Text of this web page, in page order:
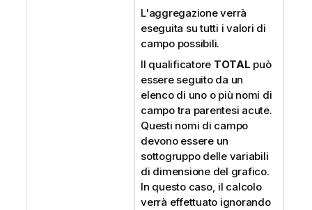
L'aggregazione verrà
eseguita su tutti i valori di
campo possibili.
Il qualificatore TOTAL può
essere seguito da un
elenco di uno o più nomi di
campo tra parentesi acute.
Questi nomi di campo
devono essere un
sottogruppo delle variabili
di dimensione del grafico.
In questo caso, il calcolo
verrà effettuato ignorando